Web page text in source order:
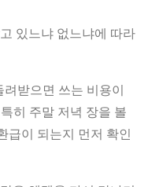
있느냐 없느냐에 따라
받으면 쓰는 비용이
히 주말 저녁 장을 볼
급이 되는지 먼저 확인